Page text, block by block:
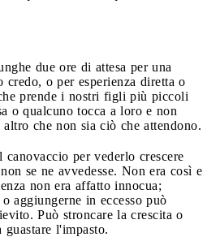
due ore di attesa per una
credo, o per esperienza diretta o
prende i nostri figli più piccoli
o qualcuno tocca a loro e non
che non sia ciò che attendono.
per vederlo crescere
se ne avvedesse. Non era così e
non era affatto innocua;
aggiungerne in eccesso può
Può stroncare la crescita o
l'impasto.